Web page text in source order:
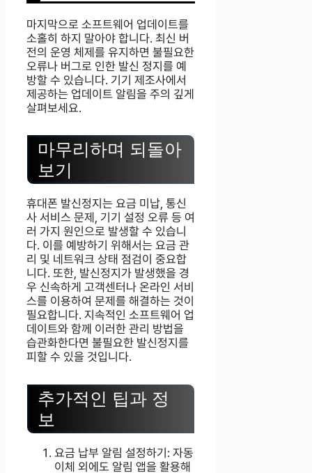
마지막으로 소프트웨어 업데이트를
소홀히 하지 말아야 합니다. 최신 버
전의 운영 체제를 유지하면 불필요한
오류나 버그로 인한 발신 정지를 예
방할 수 있습니다. 기기 제조사에서
제공하는 업데이트 알림을 주의 깊게
살펴보세요.
마무리하며 되돌아
보기
휴대폰 발신정지는 요금 미납, 통신
사 서비스 문제, 기기 설정 오류 등 여
러 가지 원인으로 발생할 수 있습니
다. 이를 예방하기 위해서는 요금 관
리 및 네트워크 상태 점검이 중요합
니다. 또한, 발신정지가 발생했을 경
우 신속하게 고객센터나 온라인 서비
스를 이용하여 문제를 해결하는 것이
필요합니다. 지속적인 소프트웨어 업
데이트와 함께 이러한 관리 방법을
습관화한다면 불필요한 발신정지를
피할 수 있을 것입니다.
추가적인 팁과 정
보
요금 납부 알림 설정하기: 자동
이체 외에도 알림 앱을 활용해